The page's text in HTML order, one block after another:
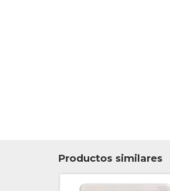
Productos similares